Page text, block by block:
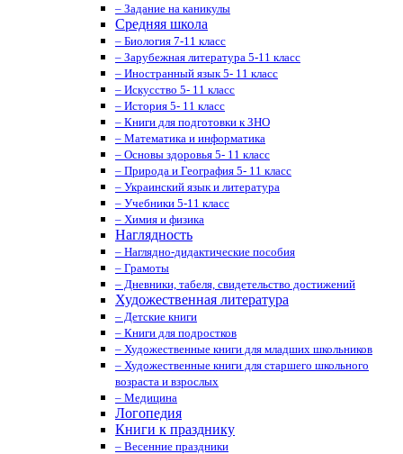
– Задание на каникулы
Средняя школа
– Биология 7-11 класс
– Зарубежная литература 5-11 класс
– Иностранный язык 5- 11 класс
– Искусство 5- 11 класс
– История 5- 11 класс
– Книги для подготовки к ЗНО
– Математика и информатика
– Основы здоровья 5- 11 класс
– Природа и География 5- 11 класс
– Украинский язык и литература
– Учебники 5-11 класс
– Химия и физика
Наглядность
– Наглядно-дидактические пособия
– Грамоты
– Дневники, табеля, свидетельство достижений
Художественная литература
– Детские книги
– Книги для подростков
– Художественные книги для младших школьников
– Художественные книги для старшего школьного
возраста и взрослых
– Медицина
Логопедия
Книги к празднику
– Весенние праздники